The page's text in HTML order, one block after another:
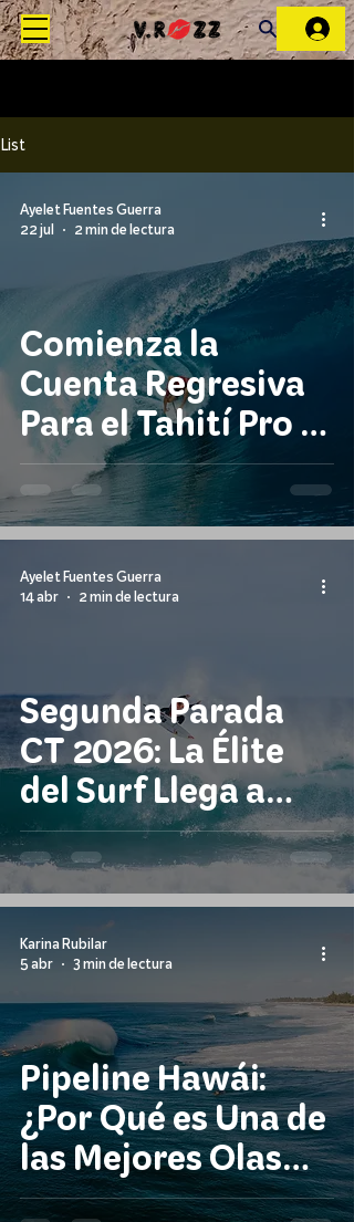
List
Comienza la
Cuenta Regresiva
Para el Tahití Pro y
Kelly Slater Vuelve
a Teahupo'o Como
Wildcard
Ayelet Fuentes Guerra
22 jul
2 min de lectura
Segunda Parada
CT 2026: La Élite
del Surf Llega a
Australia
Occidental
Ayelet Fuentes Guerra
14 abr
2 min de lectura
Pipeline Hawái:
¿Por Qué es Una de
las Mejores Olas
del Mundo?
Karina Rubilar
5 abr
3 min de lectura